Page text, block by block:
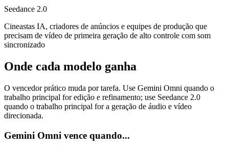
Seedance 2.0
Cineastas IA, criadores de anúncios e equipes de produção que
precisam de vídeo de primeira geração de alto controle com som
sincronizado
Onde cada modelo ganha
O vencedor prático muda por tarefa. Use Gemini Omni quando o
trabalho principal for edição e refinamento; use Seedance 2.0
quando o trabalho principal for a geração de áudio e vídeo
direcionada.
Gemini Omni vence quando...